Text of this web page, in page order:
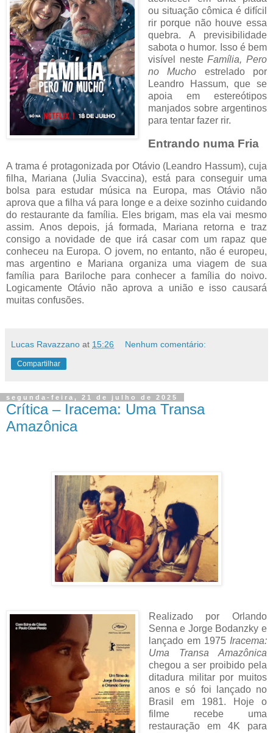
ou situação cômica é difícil
rir porque não houve essa
quebra. A previsibilidade
sabota o humor. Isso é bem
visível nesteFamília, Pero
no Mucho estrelado por
Leandro Hassum, que se
apoia em estereótipos
manjados sobre argentinos
para tentar fazer rir.
Entrando numa Fria
A trama é protagonizada por Otávio (Leandro Hassum), cuja
filha, Mariana (Julia Svaccina), está para conseguir uma
bolsa para estudar música na Europa, mas Otávio não
aprova que a filha vá para longe e a deixe sozinho cuidando
do restaurante da família. Eles brigam, mas ela vai mesmo
assim. Anos depois, já formada, Mariana retorna e traz
consigo a novidade de que irá casar com um rapaz que
conheceu na Europa. O jovem, no entanto, não é europeu,
mas argentino e Mariana organiza uma viagem de sua
família para Bariloche para conhecer a família do noivo.
Logicamente Otávio não aprova a união e isso causará
muitas confusões.
Lucas Ravazzano at 15:26 Nenhum comentário:
Compartilhar
segunda-feira, 21 de julho de 2025
Crítica – Iracema: Uma Transa
Amazônica
Realizado por Orlando
Senna e Jorge Bodanzky e
lançado em 1975 Iracema:
Uma Transa Amazônica
chegou a ser proibido pela
ditadura militar por muitos
anos e só foi lançado no
Brasil em 1981. Hoje o
filme recebe uma
restauração em 4K para